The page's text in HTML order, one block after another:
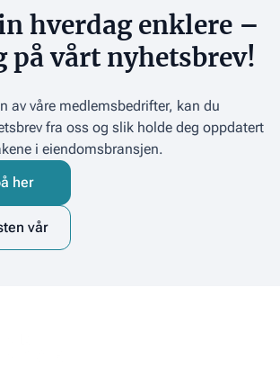
hverdag enklere –
på vårt nyhetsbrev!
av våre medlemsbedrifter, kan du
fra oss og slik holde deg oppdatert
i eiendomsbransjen.
her
vår